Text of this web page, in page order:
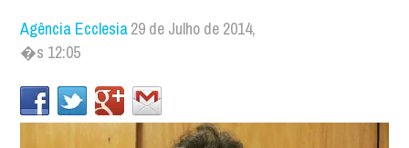
Agência Ecclesia29 de Julho de 2014,
�s 12:05